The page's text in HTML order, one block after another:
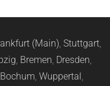
(Main), Stuttgart,
, Bremen, Dresden,
Bochum, Wuppertal,